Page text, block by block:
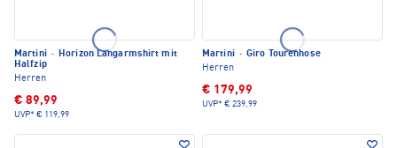
Martini · Horizon Langarmshirt mit
Halfzip
Herren
€ 89,99
UVP* € 119,99
Martini · Giro Tourenhose
Herren
€ 179,99
UVP* € 239,99